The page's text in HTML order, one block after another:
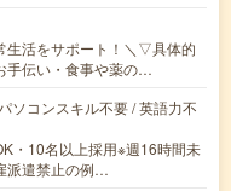
生活をサポート！＼▽具体的
手伝い・食事や薬の…
ソコンスキル不要 / 英語力不
・10名以上採用※週16時間未
派遣禁止の例…